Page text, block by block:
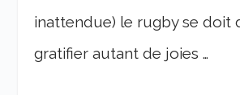
inattendue) le rugby se doit
gratifier autant de joies …